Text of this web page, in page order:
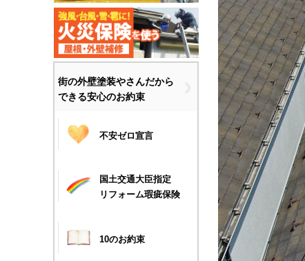
街の外壁塗装やさんだから
できる安心のお約束
不安ゼロ宣言
国土交通大臣指定
リフォーム瑕疵保険
10のお約束